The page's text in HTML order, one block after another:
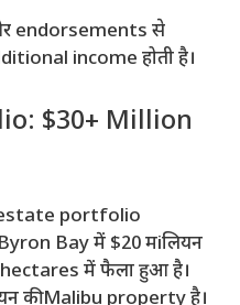
endorsements से
income होती है।
$30+ Million
portfolio
Bay में $20 मiलियन
में फैला हुआ है।
की Malibu property है।